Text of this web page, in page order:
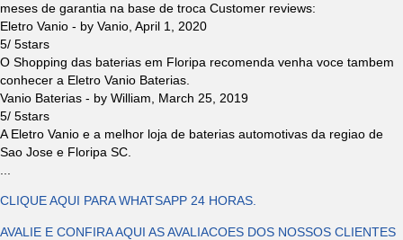
meses de garantia na base de troca Customer reviews:
Eletro Vanio - by Vanio April 1, 2020
5/ 5stars
O Shopping das baterias em Floripa recomenda venha voce tambem
conhecer a Eletro Vanio Baterias.
Vanio Baterias - by William
March 25, 2019
5/ 5stars
A Eletro Vanio e a melhor loja de baterias automotivas da regiao de
Sao Jose e Floripa SC.
CLIQUE AQUI PARA WHATSAPP 24 HORAS.
AVALIE E CONFIRA AQUI AS AVALIACOES DOS NOSSOS CLIENTES